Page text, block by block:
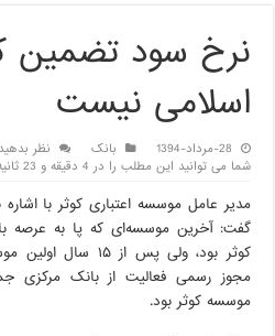
نرخ سود تضمین
اسلامی نیست
28-مرداد-1394 بانک
نظر بدهید
شما می توانید این مطلب را در 4 دقیقه و 23 ثانیه بخوانید.
مدیر عامل موسسه اعتباری کوثر با
گفت: آخرین موسسه‌ای که پا به عرصه
مجوز رسمی فعالیت از بانک مرکزی
موسسه کوثر بود.